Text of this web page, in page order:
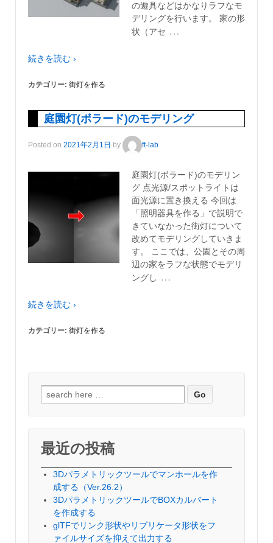
の遊具などはかなりラフなモ
デリングを行います。 家の形
状（アセ …
続きを読む ›
カテゴリー: 街灯を作る
庭園灯(ボラード)のモデリング
Posted on 2021年2月1日 by ft-lab
庭園灯(ボラード)のモデリン
グ 点光源/スポットライトは
面光源に置き換える 今回は
「照明器具を作る」で説明で
きていなかった街灯について
改めてモデリングしていきま
す。 ここでは、公園とその周
辺の家をラフな状態でモデリ
ングし …
続きを読む ›
カテゴリー: 街灯を作る
索
対
象:
最近の投稿
3Dパラメトリックツールでマンホールを作
成する（Ver.26.2）
3DパラメトリックツールでBOXカルバート
を作成する
glTFでリンク形状やリプリケータ形状をフ
ァイルサイズを抑えて出力する